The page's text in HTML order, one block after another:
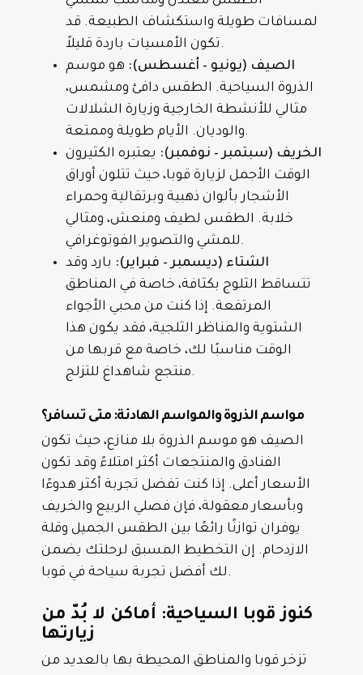
لمسافات طويلة واستكشاف الطبيعة. قد
تكون الأمسيات باردة قليلاً.
الصيف (يونيو – أغسطس): هو موسم
الذروة السياحية. الطقس دافئ ومشمس،
مثالي للأنشطة الخارجية وزيارة الشلالات
والوديان. الأيام طويلة وممتعة.
الخريف (سبتمبر – نوفمبر): يعتبره الكثيرون
الوقت الأجمل لزيارة قوبا، حيث تتلون أوراق
الأشجار بألوان ذهبية وبرتقالية وحمراء
خلابة. الطقس لطيف ومنعش، ومثالي
للمشي والتصوير الفوتوغرافي.
الشتاء (ديسمبر – فبراير): بارد وقد
تتساقط الثلوج بكثافة، خاصة في المناطق
المرتفعة. إذا كنت من محبي الأجواء
الشتوية والمناظر الثلجية، فقد يكون هذا
الوقت مناسبًا لك، خاصة مع قربها من
منتجع شاهداغ للتزلج.
مواسم الذروة والمواسم الهادئة: متى تسافر؟
الصيف هو موسم الذروة بلا منازع، حيث تكون
الفنادق والمنتجعات أكثر امتلاءً وقد تكون
الأسعار أعلى. إذا كنت تفضل تجربة أكثر هدوءًا
وبأسعار معقولة، فإن فصلي الربيع والخريف
يوفران توازنًا رائعًا بين الطقس الجميل وقلة
الازدحام. إن التخطيط المسبق لرحلتك يضمن
لك أفضل تجربة سياحة في قوبا.
كنوز قوبا السياحية: أماكن لا بُدّ من
زيارتها
تزخر قوبا والمناطق المحيطة بها بالعديد من